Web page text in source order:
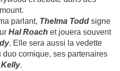
parlant, Thelma Todd signe
Hal Roach et jouera souvent
. Elle sera aussi la vedette
comique, ses partenaires
.